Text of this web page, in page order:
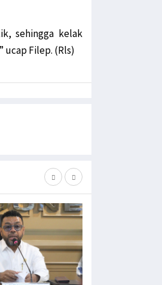
sehingga kelak
ucap Filep. (Rls)